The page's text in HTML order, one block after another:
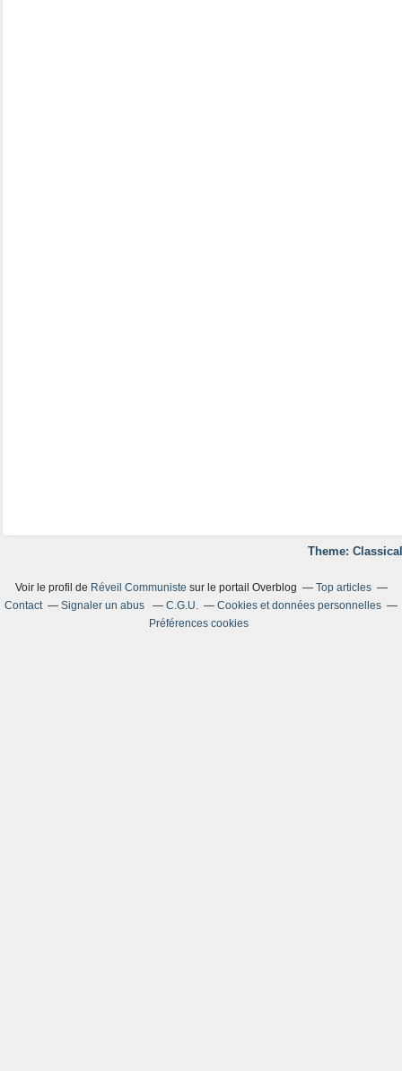
Theme:
Voir le profil de Réveil Communiste sur le portail Overblog
Top articles
Contact
Signaler un abus C.G.U.
Cookies et données personnelles
Préférences cookies